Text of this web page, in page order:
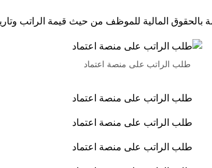
بالحقوق المالية للموظف من حيث قيمة الراتب
طلب الراتب على منصة اعتماد